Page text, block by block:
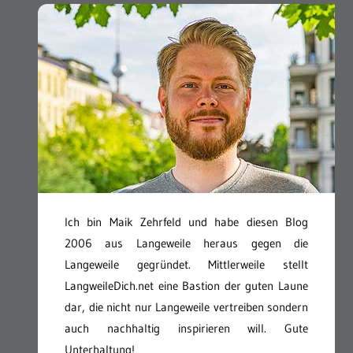
Ich bin Maik Zehrfeld und habe diesen Blog
2006 aus Langeweile heraus gegen die
Langeweile gegründet. Mittlerweile stellt
LangweileDich.net eine Bastion der guten Laune
dar, die nicht nur Langeweile vertreiben sondern
auch nachhaltig inspirieren will. Gute
Unterhaltung!